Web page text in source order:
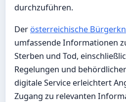
durchzuführen.
Der österreichische
umfassende Informationen
Sterben und Tod,
Regelungen und
digitale Service erleichtert
Zugang zu relevanten